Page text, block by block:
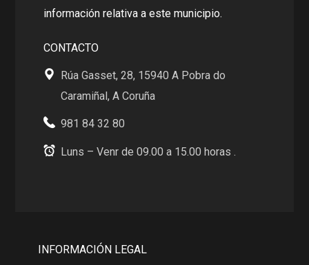
información relativa a este municipio.
CONTACTO
Rúa Gasset, 28, 15940 A Pobra do
Caramiñal, A Coruña
981 84 32 80
Luns – Venr de 09.00 a 15.00 horas .
INFORMACIÓN LEGAL